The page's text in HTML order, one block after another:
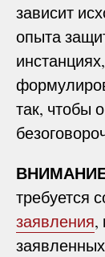
зависит
опыта
так, чтобы
требуется
заявления,